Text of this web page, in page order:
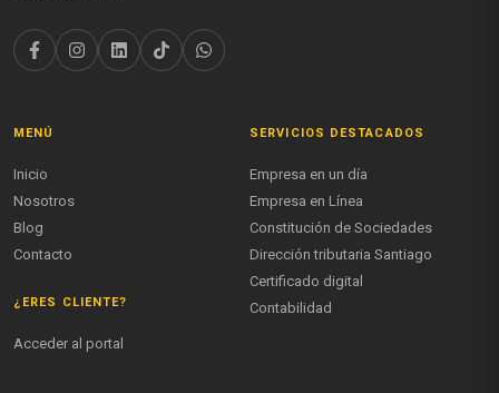
MENÚ
Inicio
Nosotros
Blog
Contacto
¿ERES CLIENTE?
Acceder al portal
SERVICIOS DESTACADOS
Empresa en un día
Empresa en Línea
Constitución de Sociedades
Dirección tributaria Santiago
Certificado digital
Contabilidad